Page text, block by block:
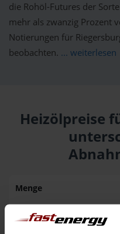
die Rohöl-Futures der
mehr als zwanzig Prozent
Notierungen für
beobachten. ... weiterlesen
Heizölpreise
Menge
1.000 Liter